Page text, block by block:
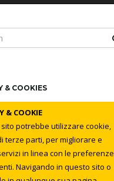
& COOKIES
& COOKIE
potrebbe utilizzare cookie,
terze parti, per migliorare e
in linea con le preferenze
Navigando in questo sito o